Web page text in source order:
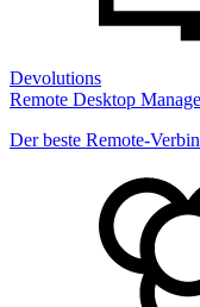
Devolutions
Remote Desktop
Der beste Remote-